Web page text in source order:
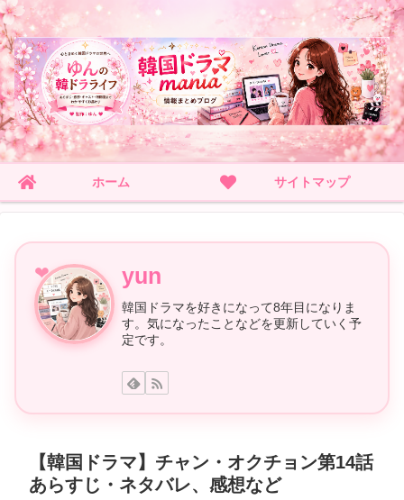
ホーム サイトマップ
yun
韓国ドラマを好きになって8年目になりま
す。気になったことなどを更新していく予
定です。
【韓国ドラマ】チャン・オクチョン第14話
あらすじ・ネタバレ、感想など